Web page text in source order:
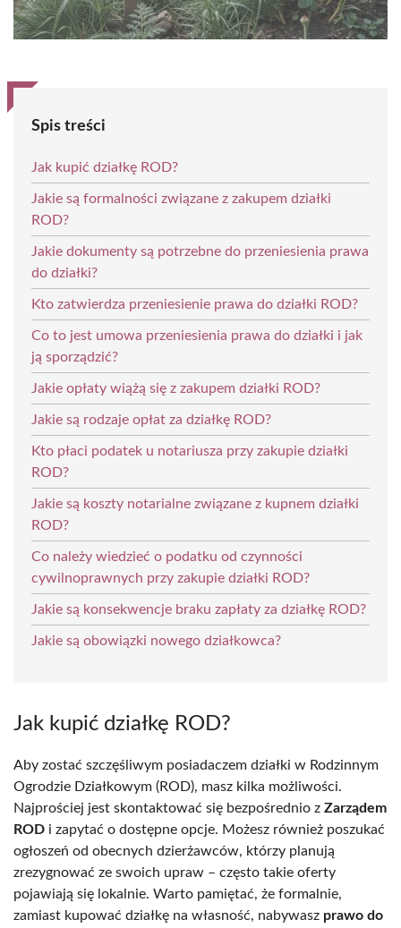
Spis treści
Jak kupić działkę ROD?
Jakie są formalności związane z zakupem działki
ROD?
Jakie dokumenty są potrzebne do przeniesienia prawa
do działki?
Kto zatwierdza przeniesienie prawa do działki ROD?
Co to jest umowa przeniesienia prawa do działki i jak
ją sporządzić?
Jakie opłaty wiążą się z zakupem działki ROD?
Jakie są rodzaje opłat za działkę ROD?
Kto płaci podatek u notariusza przy zakupie działki
ROD?
Jakie są koszty notarialne związane z kupnem działki
ROD?
Co należy wiedzieć o podatku od czynności
cywilnoprawnych przy zakupie działki ROD?
Jakie są konsekwencje braku zapłaty za działkę ROD?
Jakie są obowiązki nowego działkowca?
Jak kupić działkę ROD?
Aby zostać szczęśliwym posiadaczem działki w Rodzinnym
Ogrodzie Działkowym (ROD), masz kilka możliwości.
Najprościej jest skontaktować się bezpośrednio z Zarządem
ROD i zapytać o dostępne opcje. Możesz również poszukać
ogłoszeń od obecnych dzierżawców, którzy planują
zrezygnować ze swoich upraw – często takie oferty
pojawiają się lokalnie. Warto pamiętać, że formalnie,
zamiast kupować działkę na własność, nabywasz prawo do